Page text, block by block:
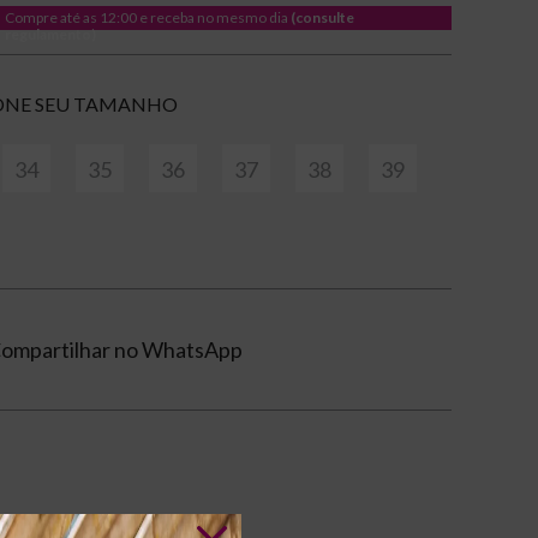
Compre até as 12:00 e receba no mesmo dia (consulte
regulamento)
TAMANHO
34 35 36 37 38 39
no WhatsApp